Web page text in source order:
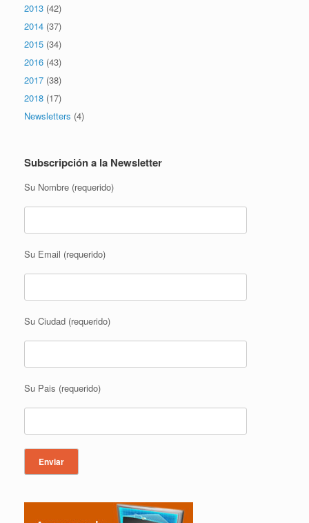
2013 (42)
2014 (37)
2015 (34)
2016 (43)
2017 (38)
2018 (17)
Newsletters (4)
Subscripción a la Newsletter
Su Nombre (requerido)
Su Email (requerido)
Su Ciudad (requerido)
Su Pais (requerido)